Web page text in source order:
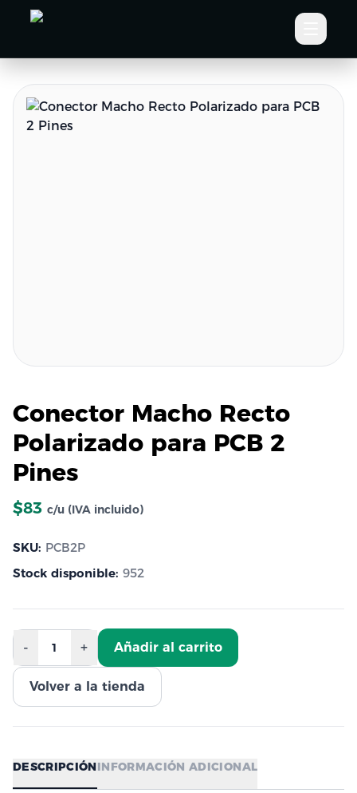
Conector Macho Recto
Polarizado para PCB 2
Pines
$83 c/u (IVA incluido)
SKU: PCB2P
Stock disponible: 952
- 1 + Añadir al carrito
Volver a la tienda
DESCRIPCIÓNINFORMACIÓN ADICIONAL